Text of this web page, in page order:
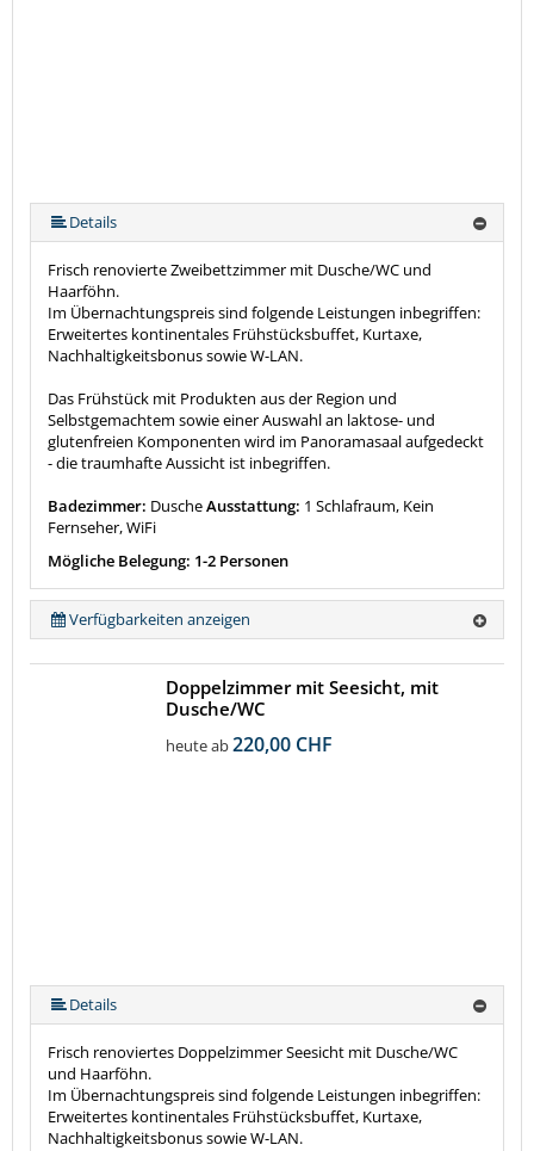
Details
Frisch renovierte Zweibettzimmer mit Dusche/WC und
Haarföhn.
Im Übernachtungspreis sind folgende Leistungen inbegriffen:
Erweitertes kontinentales Frühstücksbuffet, Kurtaxe,
Nachhaltigkeitsbonus sowie W-LAN.
Das Frühstück mit Produkten aus der Region und
Selbstgemachtem sowie einer Auswahl an laktose- und
glutenfreien Komponenten wird im Panoramasaal aufgedeckt
- die traumhafte Aussicht ist inbegriffen.
Badezimmer: DuscheAusstattung: 1 Schlafraum, Kein
Fernseher, WiFi
Mögliche Belegung: 1-2 Personen
Verfügbarkeiten anzeigen
Doppelzimmer mit Seesicht, mit
Dusche/WC
heute ab220,00 CHF
Details
Frisch renoviertes Doppelzimmer Seesicht mit Dusche/WC
und Haarföhn.
Im Übernachtungspreis sind folgende Leistungen inbegriffen:
Erweitertes kontinentales Frühstücksbuffet, Kurtaxe,
Nachhaltigkeitsbonus sowie W-LAN.